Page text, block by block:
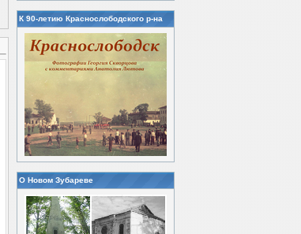
К 90-летию Краснослободского р-на
О Новом Зубареве